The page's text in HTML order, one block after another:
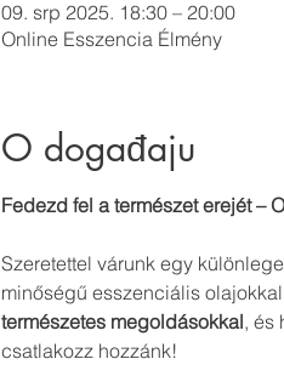
09. srp 2025. 18:30 – 20:00
Online Esszencia Élmény
O događaju
Fedezd fel a természet erejét –
Szeretettel várunk egy
minőségű esszenciális
természetes megoldásokkal, és
csatlakozz hozzánk!